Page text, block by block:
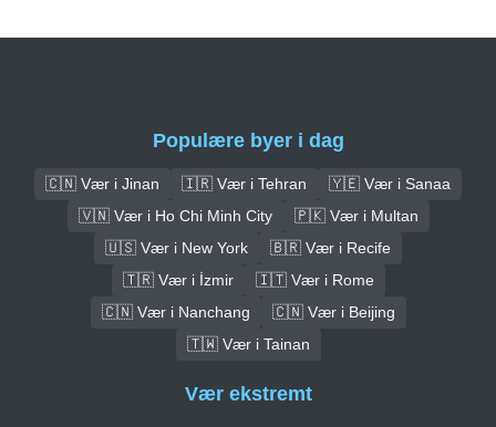
Populære byer i dag
🇨🇳 Vær i Jinan 🇮🇷 Vær i Tehran
🇾🇪 Vær i Sanaa
🇻🇳 Vær i Ho Chi Minh City
🇵🇰 Vær i Multan
🇺🇸 Vær i New York
🇧🇷 Vær i Recife
🇹🇷 Vær i İzmir
🇮🇹 Vær i Rome
🇨🇳 Vær i Nanchang
🇨🇳 Vær i Beijing
🇹🇼 Vær i Tainan
Vær ekstremt